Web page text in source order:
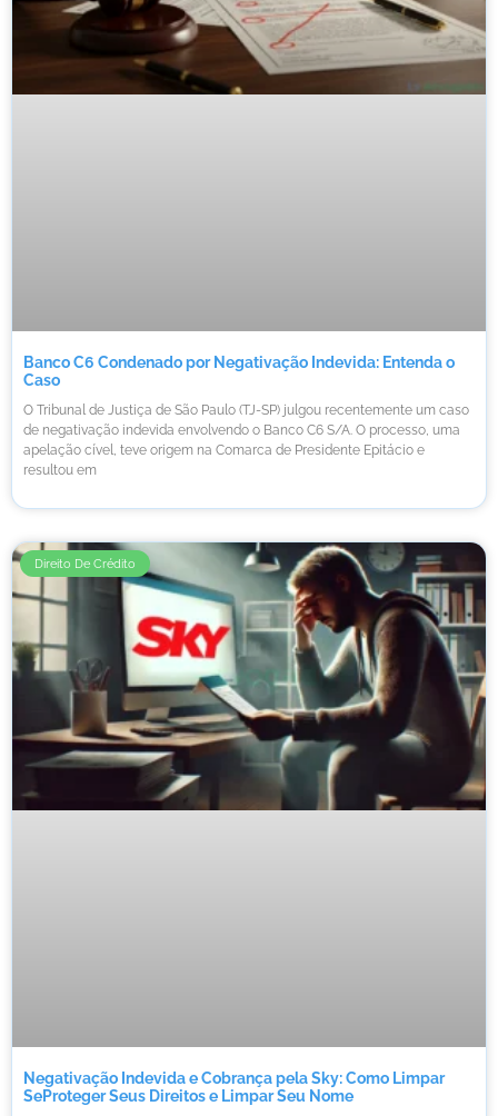
Banco C6 Condenado por Negativação Indevida: Entenda o
Caso
O Tribunal de Justiça de São Paulo (TJ-SP) julgou recentemente um caso
de negativação indevida envolvendo o Banco C6 S/A. O processo, uma
apelação cível, teve origem na Comarca de Presidente Epitácio e
resultou em
Direito De Crédito
Negativação Indevida e Cobrança pela Sky: Como Limpar
SeProteger Seus Direitos e Limpar Seu Nome